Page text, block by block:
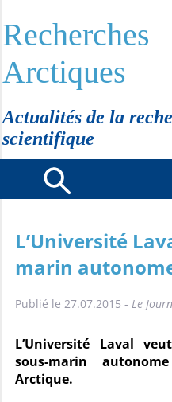
Recherches
Arctiques
Actualités de la
scientifique
L’Université
marin
Publié le 27.07.2015 - Le
L’Université Laval
sous-marin
Arctique.